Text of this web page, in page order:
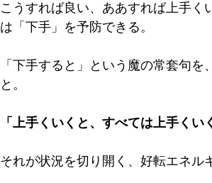
こうすれば良い、ああすれば上手く
は「下手」を予防できる。
「下手すると」という魔の常套句
と。
「上手くいくと、すべては上手くい
それが状況を切り開く、好転エネル